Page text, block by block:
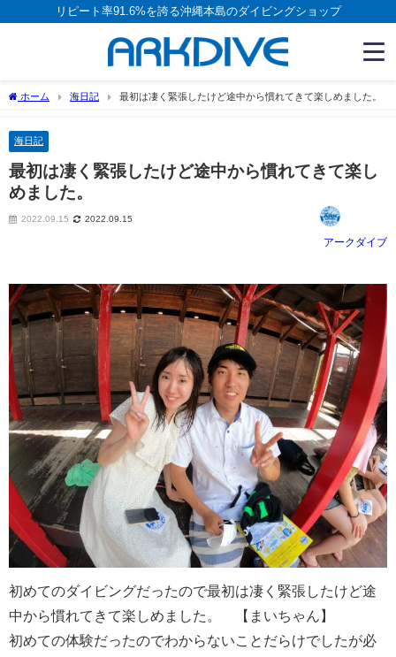
リピート率91.6%を誇る沖縄本島のダイビングショップ
ホーム 海日記 最初は凄く緊張したけど途中から慣れてきて楽しめました。
海日記
最初は凄く緊張したけど途中から慣れてきて楽し
めました。
2022.09.15 2022.09.15
アークダイブ
初めてのダイビングだったので最初は凄く緊張したけど途
中から慣れてきて楽しめました。 【まいちゃん】
初めての体験だったのでわからないことだらけでしたが必